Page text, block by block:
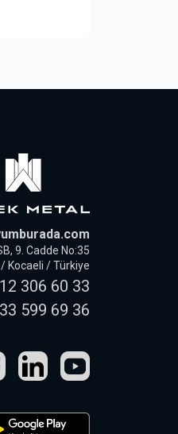
9. Cadde No:35
/ Kocaeli / Türkiye
306 60 33
599 69 36